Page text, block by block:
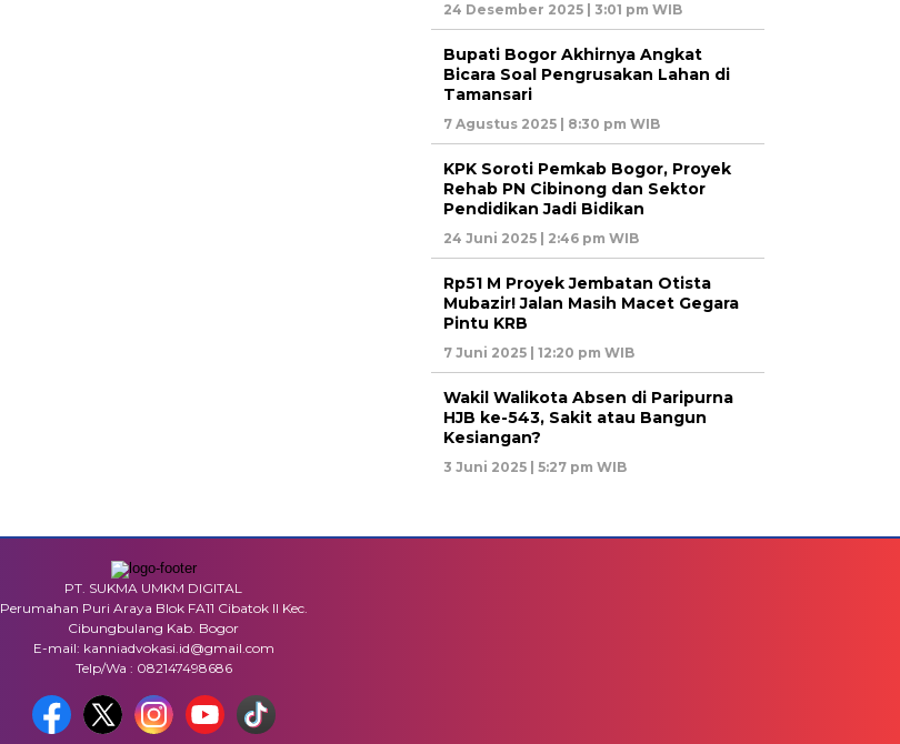
24 Desember 2025 | 3:01 pm WIB
Bupati Bogor Akhirnya Angkat
Bicara Soal Pengrusakan Lahan di
Tamansari
7 Agustus 2025 | 8:30 pm WIB
KPK Soroti Pemkab Bogor, Proyek
Rehab PN Cibinong dan Sektor
Pendidikan Jadi Bidikan
24 Juni 2025 | 2:46 pm WIB
Rp51 M Proyek Jembatan Otista
Mubazir! Jalan Masih Macet Gegara
Pintu KRB
7 Juni 2025 | 12:20 pm WIB
Wakil Walikota Absen di Paripurna
HJB ke-543, Sakit atau Bangun
Kesiangan?
3 Juni 2025 | 5:27 pm WIB
PT. SUKMA UMKM DIGITAL
Perumahan Puri Araya Blok FA11 Cibatok II Kec.
Cibungbulang Kab. Bogor
E-mail: kanniadvokasi.id@gmail.com
Telp/Wa : 082147498686